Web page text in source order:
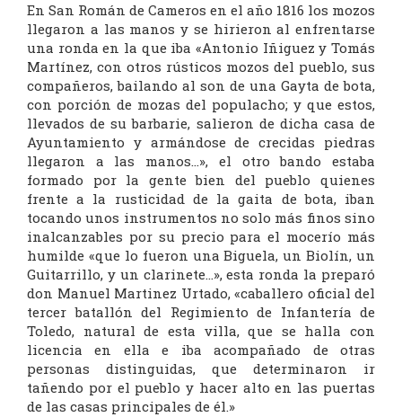
En San Román de Cameros en el año 1816 los mozos
llegaron a las manos y se hirieron al enfrentarse
una ronda en la que iba «Antonio Iñiguez y Tomás
Martínez, con otros rústicos mozos del pueblo, sus
compañeros, bailando al son de una Gayta de bota,
con porción de mozas del populacho; y que estos,
llevados de su barbarie, salieron de dicha casa de
Ayuntamiento y armándose de crecidas piedras
llegaron a las manos…», el otro bando estaba
formado por la gente bien del pueblo quienes
frente a la rusticidad de la gaita de bota, iban
tocando unos instrumentos no solo más finos sino
inalcanzables por su precio para el mocerío más
humilde «que lo fueron una Biguela, un Biolín, un
Guitarrillo, y un clarinete…», esta ronda la preparó
don Manuel Martinez Urtado, «caballero oficial del
tercer batallón del Regimiento de Infantería de
Toledo, natural de esta villa, que se halla con
licencia en ella e iba acompañado de otras
personas distinguidas, que determinaron ir
tañendo por el pueblo y hacer alto en las puertas
de las casas principales de él.»